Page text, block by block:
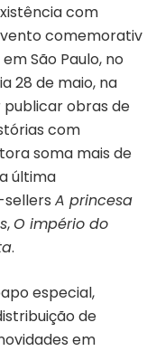
com
comemorativ
São Paulo, no
28 de maio, na
publicar obras de
com
soma mais de
última
A princesa
,O império do
.
especial,
de
em